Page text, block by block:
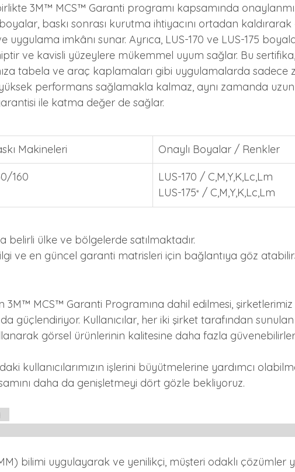
3M™ MCS™ Garanti programı kapsamında
baskı sonrası kurutma ihtiyacını ortadan
uygulama imkânı sunar. Ayrıca, LUS-170 ve LUS-175
ve kavisli yüzeylere mükemmel uyum sağlar. Bu
tabela ve araç kaplamaları gibi uygulamalarda
performans sağlamakla kalmaz, aynı zamanda
ile katma değer de sağlar.
Makineleri Onaylı Boyalar / Renkler
160
LUS-170 / C,M,Y,K,Lc,Lm
LUS-175* / C,M,Y,K,Lc,Lm
belirli ülke ve bölgelerde satılmaktadır.
ve en güncel garanti matrisleri için bağlantıya göz
3M™ MCS™ Garanti Programına dahil edilmesi,
güçlendiriyor. Kullanıcılar, her iki şirket tarafından
görsel ürünlerinin kalitesine daha fazla
kullanıcılarımızın işlerini büyütmelerine yardımcı
daha da genişletmeyi dört gözle bekliyoruz.
bilimi uygulayarak ve yenilikçi, müşteri odaklı